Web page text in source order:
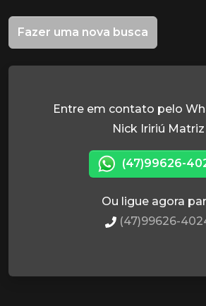
Fazer uma nova busca
Entre em contato pelo
Nick Iririú Matriz
(47)99626-
Ou ligue agora
(47)99626-